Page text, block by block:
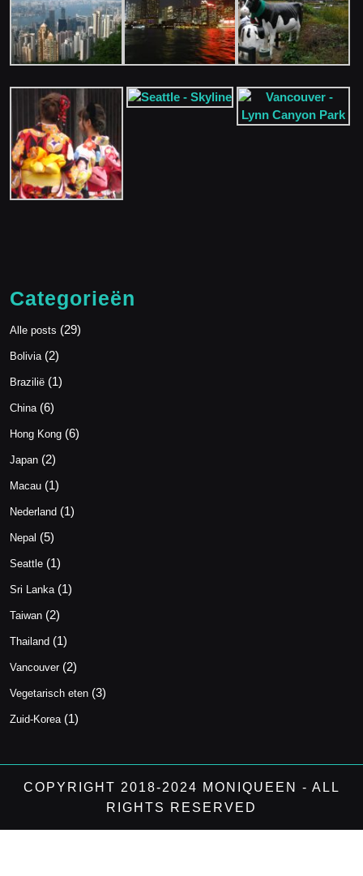
Categorieën
Alle posts (29)
Bolivia (2)
Brazilië (1)
China (6)
Hong Kong (6)
Japan (2)
Macau (1)
Nederland (1)
Nepal (5)
Seattle (1)
Sri Lanka (1)
Taiwan (2)
Thailand (1)
Vancouver(2)
Vegetarisch eten (3)
Zuid-Korea (1)
COPYRIGHT 2018-2024 MONIQUEEN - ALL
RIGHTS RESERVED